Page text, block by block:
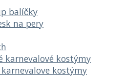
balíčky
na pery
karnevalové kostýmy
karnevalove kostýmy